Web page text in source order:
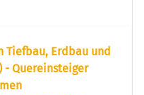
Tiefbau, Erdbau und
Quereinsteiger